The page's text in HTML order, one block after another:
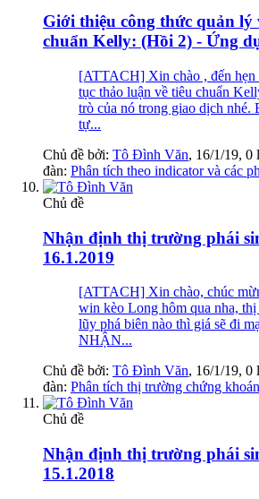
Giới thiệu công thức quản lý
chuẩn Kelly: (Hồi 2) - Ứng
[ATTACH] Xin chào , đến hẹn
tục thảo luận về tiêu chuẩn
trò của nó trong giao dịch nhé.
tự...
Chủ đề bởi: Tô Đình Văn, 16/1/19, 0
đàn: Phân tích theo indicator và các
Chủ đề
Nhận định thị trường phái
16.1.2019
[ATTACH] Xin chào, chúc
win kèo Long hôm qua nha,
lũy phá biên nào thì giá sẽ đi
NHẬN...
Chủ đề bởi: Tô Đình Văn, 16/1/19, 0
đàn: Phân tích thị trường chứng
Chủ đề
Nhận định thị trường phái
15.1.2018